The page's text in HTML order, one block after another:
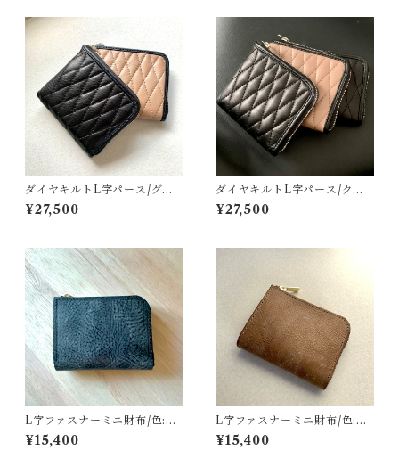
ダイヤキルトL字パース/グレ
ージュ×クロ
¥27,500
ダイヤキルトL字パース/クロ×
クロ
¥27,500
L字ファスナーミニ財布/色:ブ
ラック/オイルワックス
¥15,400
L字ファスナーミニ財布/色:モ
カ/オイルワックス
¥15,400